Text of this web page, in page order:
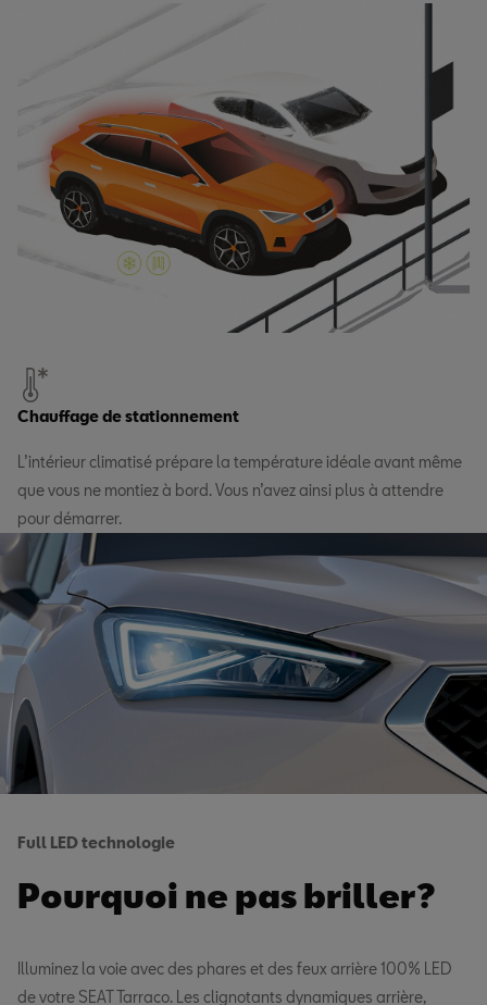
Chauffage de stationnement
L’intérieur climatisé prépare la température idéale avant même
que vous ne montiez à bord. Vous n’avez ainsi plus à attendre
pour démarrer.
Full LED technologie
Pourquoi ne pas briller?
Illuminez la voie avec des phares et des feux arrière 100% LED
de votre SEAT Tarraco. Les clignotants dynamiques arrière,